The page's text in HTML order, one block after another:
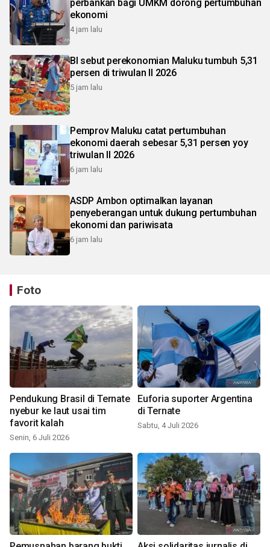
perbankan bagi UMKM dorong pertumbuhan
ekonomi
4 jam lalu
BI sebut perekonomian Maluku tumbuh 5,31
persen di triwulan II 2026
5 jam lalu
Pemprov Maluku catat pertumbuhan
ekonomi daerah sebesar 5,31 persen yoy
triwulan II 2026
6 jam lalu
ASDP Ambon optimalkan layanan
penyeberangan untuk dukung pertumbuhan
ekonomi dan pariwisata
6 jam lalu
Foto
Pendukung Brasil di Ternate
nyebur ke laut usai tim
favorit kalah
Senin, 6 Juli 2026
Euforia suporter Argentina
di Ternate
Sabtu, 4 Juli 2026